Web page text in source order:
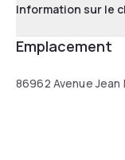
Information sur le
Emplacement
86962 Avenue